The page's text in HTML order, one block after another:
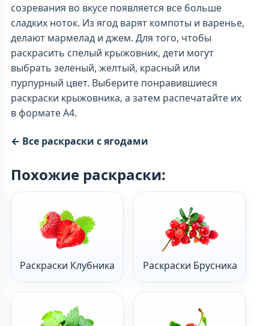
созревания во вкусе появляется все больше
сладких ноток. Из ягод варят компоты и варенье,
делают мармелад и джем. Для того, чтобы
раскрасить спелый крыжовник, дети могут
выбрать зеленый, желтый, красный или
пурпурный цвет. Выберите понравившиеся
раскраски крыжовника, а затем распечатайте их
в формате А4.
← Все раскраски с ягодами
Похожие раскраски:
Раскраски Клубника Раскраски Брусника